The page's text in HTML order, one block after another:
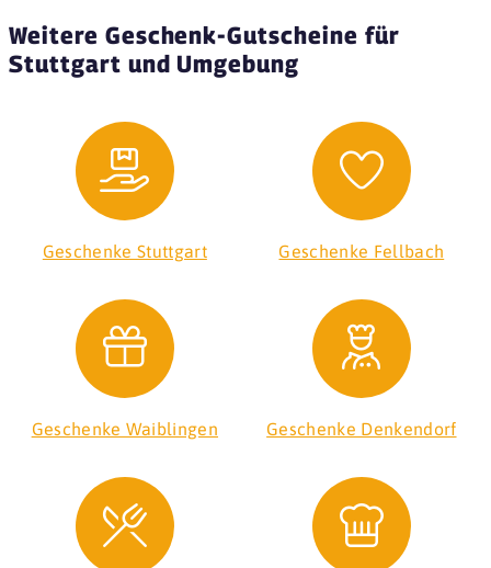
Weitere Geschenk-Gutscheine für
Stuttgart und Umgebung
Geschenke Stuttgart Geschenke Fellbach
Geschenke Waiblingen Geschenke Denkendorf